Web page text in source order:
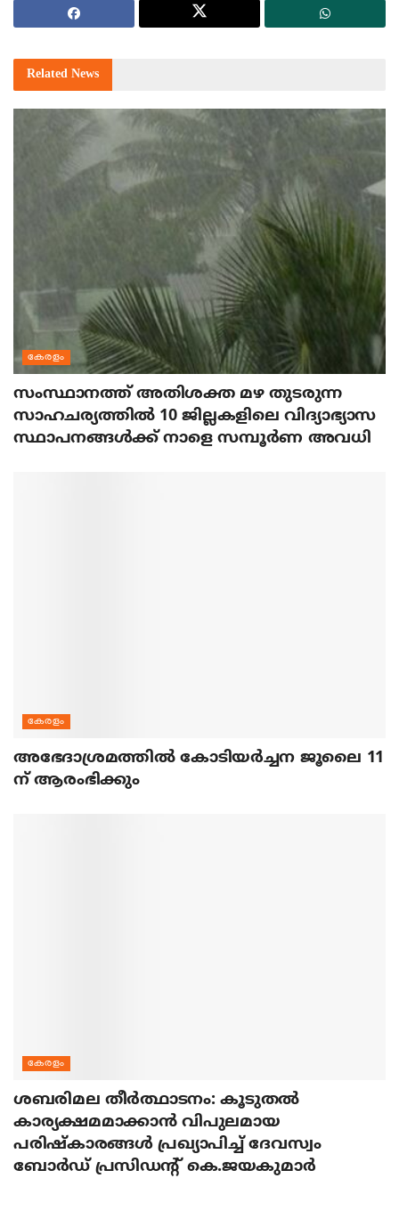
Related News
കേരളം
സംസ്ഥാനത്ത് അതിശക്ത മഴ തുടരുന്ന
സാഹചര്യത്തിൽ 10 ജില്ലകളിലെ വിദ്യാഭ്യാസ
സ്ഥാപനങ്ങൾക്ക് നാളെ സമ്പൂർണ അവധി
കേരളം
അഭേദാശ്രമത്തില്‍ കോടിയര്‍ച്ചന ജൂലൈ 11
ന് ആരംഭിക്കും
കേരളം
ശബരിമല തീര്‍ത്ഥാടനം: കൂടുതല്‍
കാര്യക്ഷമമാക്കാന്‍ വിപുലമായ
പരിഷ്‌കാരങ്ങള്‍ പ്രഖ്യാപിച്ച് ദേവസ്വം
ബോര്‍ഡ് പ്രസിഡന്റ് കെ.ജയകുമാര്‍